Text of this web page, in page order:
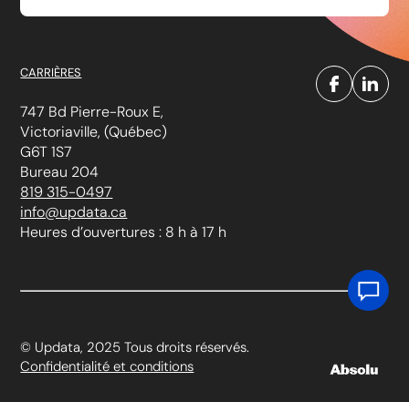
CARRIÈRES
747 Bd Pierre-Roux E,
Victoriaville, (Québec)
G6T 1S7
Bureau 204
819 315-0497
info@updata.ca
Heures d’ouvertures : 8 h à 17 h
© Updata, 2025 Tous droits réservés.
Confidentialité et conditions